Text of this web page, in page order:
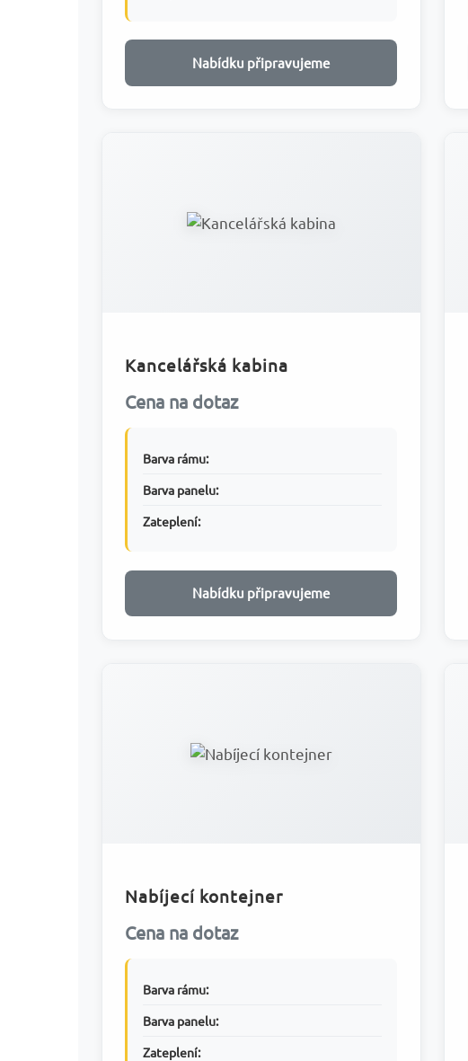
Nabídku připravujeme
Kancelářská kabina
Cena na dotaz
Barva rámu:
Barva panelu:
Zateplení:
Nabídku připravujeme
Nabíjecí kontejner
Cena na dotaz
Barva rámu:
Barva panelu:
Zateplení: